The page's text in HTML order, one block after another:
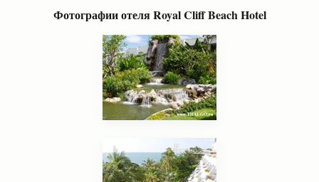
Фотографии отеляRoyal Cliff Beach Hotel